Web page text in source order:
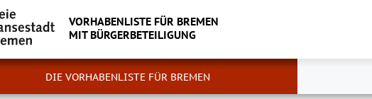
VORHABENLISTE FÜR BREMEN
MIT BÜRGERBETEILIGUNG
DIE VORHABENLISTE FÜR BREMEN